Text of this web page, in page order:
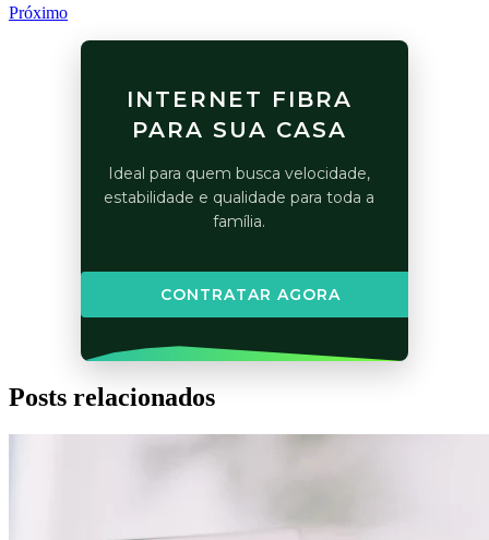
Próximo
INTERNET FIBRA
PARA SUA CASA
Ideal para quem busca velocidade,
estabilidade e qualidade para toda a
família.
CONTRATAR AGORA
Posts relacionados